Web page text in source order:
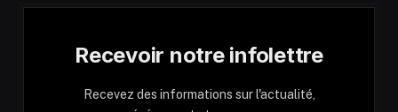
Recevoir notre infolettre
Recevez des informations sur l'actualité,